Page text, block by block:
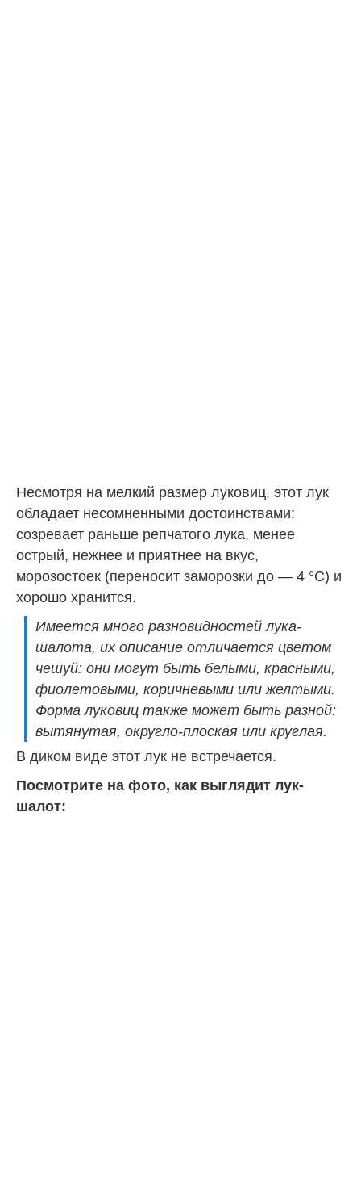
Несмотря на мелкий размер луковиц, этот лук
обладает несомненными достоинствами:
созревает раньше репчатого лука, менее
острый, нежнее и приятнее на вкус,
морозостоек (переносит заморозки до — 4 °С) и
хорошо хранится.
Имеется много разновидностей лука-
шалота, их описание отличается цветом
чешуй: они могут быть белыми, красными,
фиолетовыми, коричневыми или желтыми.
Форма луковиц также может быть разной:
вытянутая, округло-плоская или круглая.
В диком виде этот лук не встречается.
Посмотрите на фото, как выглядит лук-
шалот: